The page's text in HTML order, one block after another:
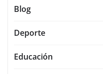
Blog
Deporte
Educación